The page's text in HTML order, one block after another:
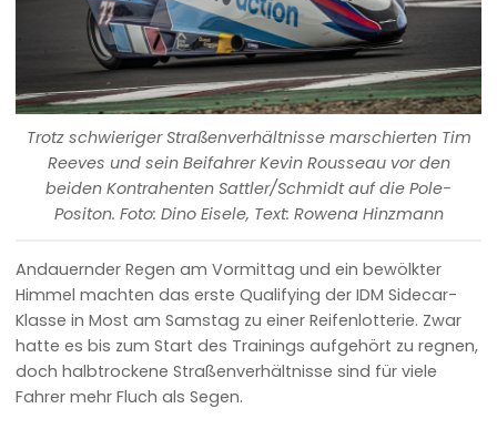
Trotz schwieriger Straßenverhältnisse marschierten Tim
Reeves und sein Beifahrer Kevin Rousseau vor den
beiden Kontrahenten Sattler/Schmidt auf die Pole-
Positon. Foto: Dino Eisele, Text: Rowena Hinzmann
Andauernder Regen am Vormittag und ein bewölkter
Himmel machten das erste Qualifying der IDM Sidecar-
Klasse in Most am Samstag zu einer Reifenlotterie. Zwar
hatte es bis zum Start des Trainings aufgehört zu regnen,
doch halbtrockene Straßenverhältnisse sind für viele
Fahrer mehr Fluch als Segen.